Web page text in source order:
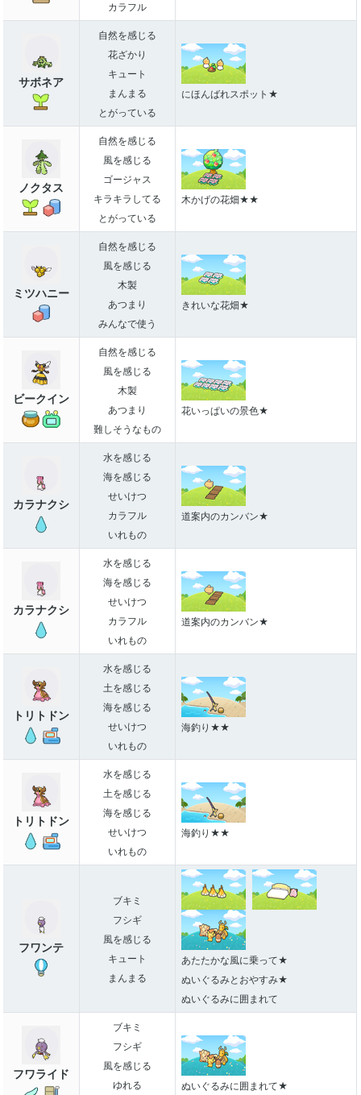
カラフル
サボネア
自然を感じる
花ざかり
キュート
まんまる
とがっている
にほんばれスポット★
ノクタス
自然を感じる
風を感じる
ゴージャス
キラキラしてる
とがっている
木かげの花畑★★
ミツハニー
自然を感じる
風を感じる
木製
あつまり
みんなで使う
きれいな花畑★
ビークイン
自然を感じる
風を感じる
木製
あつまり
難しそうなもの
花いっぱいの景色★
カラナクシ
水を感じる
海を感じる
せいけつ
カラフル
いれもの
道案内のカンバン★
カラナクシ
水を感じる
海を感じる
せいけつ
カラフル
いれもの
道案内のカンバン★
トリトドン
水を感じる
土を感じる
海を感じる
せいけつ
いれもの
海釣り★★
トリトドン
水を感じる
土を感じる
海を感じる
せいけつ
いれもの
海釣り★★
フワンテ
ブキミ
フシギ
風を感じる
キュート
まんまる
あたたかな風に乗って★
ぬいぐるみとおやすみ★
ぬいぐるみに囲まれて
フワライド
ブキミ
フシギ
風を感じる
ゆれる
ぬいぐるみに囲まれて★